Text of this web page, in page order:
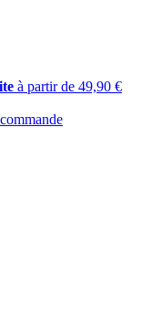
à partir de 49,90 €